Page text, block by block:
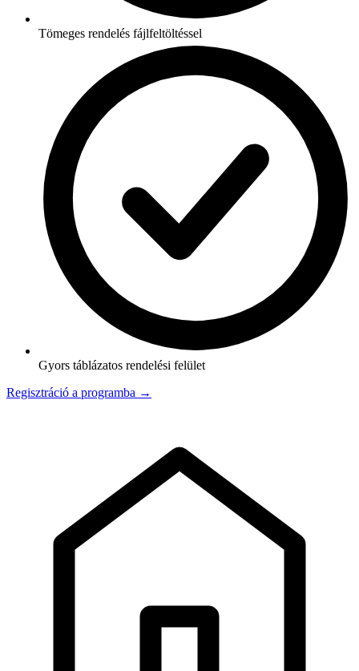
Tömeges rendelés fájlfeltöltéssel
Gyors táblázatos rendelési felület
Regisztráció a programba →